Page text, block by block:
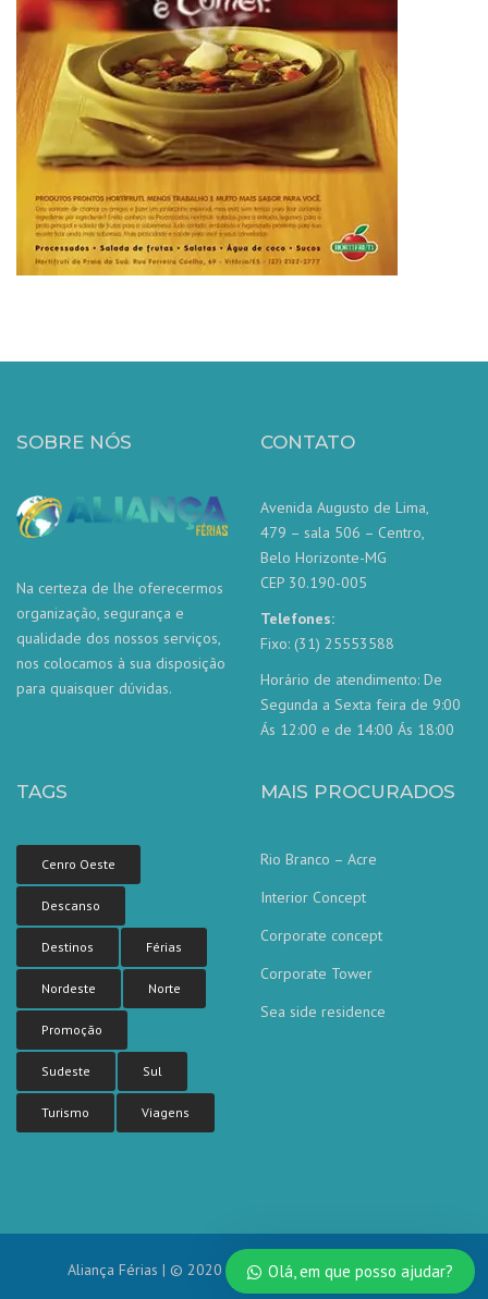
SOBRE NÓS
Na certeza de lhe oferecermos
organização, segurança e
qualidade dos nossos serviços,
nos colocamos à sua disposição
para quaisquer dúvidas.
CONTATO
Avenida Augusto de Lima,
479 – sala 506 – Centro,
Belo Horizonte-MG
CEP 30.190-005
Telefones:
Fixo: (31) 25553588
Horário de atendimento: De
Segunda a Sexta feira de 9:00
Ás 12:00 e de 14:00 Ás 18:00
TAGS
Cenro Oeste
Descanso
Destinos Férias
Nordeste Norte
Promoção
Sudeste Sul
Turismo Viagens
MAIS PROCURADOS
Rio Branco – Acre
Interior Concept
Corporate concept
Corporate Tower
Sea side residence
Aliança Férias | © 2020 Todos os direitos reservados.
Olá, em que posso ajudar?